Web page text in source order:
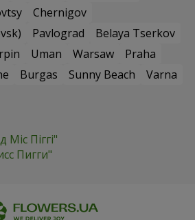
Chernigov
Pavlograd
Belaya Tserkov
Uman Warsaw
Praha
Burgas Sunny Beach
Varna
Міс Піггі"
Пигги"